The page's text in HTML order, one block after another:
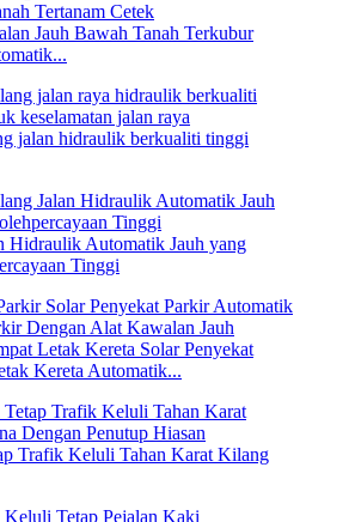
Jauh Bawah Tanah Terkubur
jalan hidraulik berkualiti tinggi
Hidraulik Automatik Jauh yang
Tinggi
Letak Kereta Solar Penyekat
Kereta Automatik...
Trafik Keluli Tahan Karat Kilang